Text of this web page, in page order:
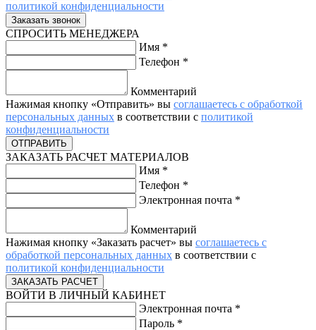
политикой конфиденциальности
СПРОСИТЬ МЕНЕДЖЕРА
Имя *
Телефон *
Комментарий
Нажимая кнопку «Отправить» вы соглашаетесь с обработкой
персональных данных в соответствии с политикой
конфиденциальности
ЗАКАЗАТЬ РАСЧЕТ МАТЕРИАЛОВ
Имя *
Телефон *
Электронная почта *
Комментарий
Нажимая кнопку «Заказать расчет» вы соглашаетесь с
обработкой персональных данных в соответствии с
политикой конфиденциальности
ВОЙТИ В ЛИЧНЫЙ КАБИНЕТ
Электронная почта *
Пароль *